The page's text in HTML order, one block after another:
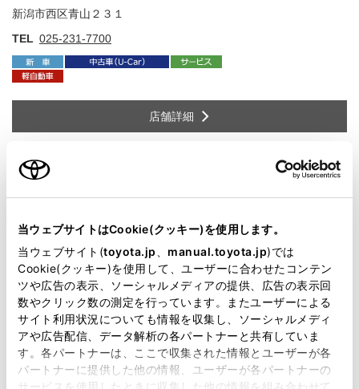
当ウェブサイトはCookie(クッキー)を使用します。
当ウェブサイト(toyota.jp manual.toyota.jp)では
Cookie(クッキー)を使用して、ユーザーに合わせたコンテン
ツや広告の表示、ソーシャルメディアの提供、広告の表示回
数やクリック数の測定を行っています。またユーザーによる
サイト利用状況についても情報を収集し、ソーシャルメディ
アや広告配信、データ解析の各パートナーと共有していま
す。各パートナーは、ここで収集された情報とユーザーが各
パートナーに提供した他の情報、ユーザーが各パートナーの
サービスを使用したときに収集した他の情報を組み合わせて
新潟市西区青山２３１
TEL 025-231-7700
店舗詳細
新潟桜木店
店舗詳細
佐渡店
佐渡市貝塚字山中１０７９番地１